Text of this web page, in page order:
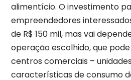
alimentício. O investimento
empreendedores
de R$ 150 mil, mas vai
operação escolhido, que
centros comerciais –
características de consumo